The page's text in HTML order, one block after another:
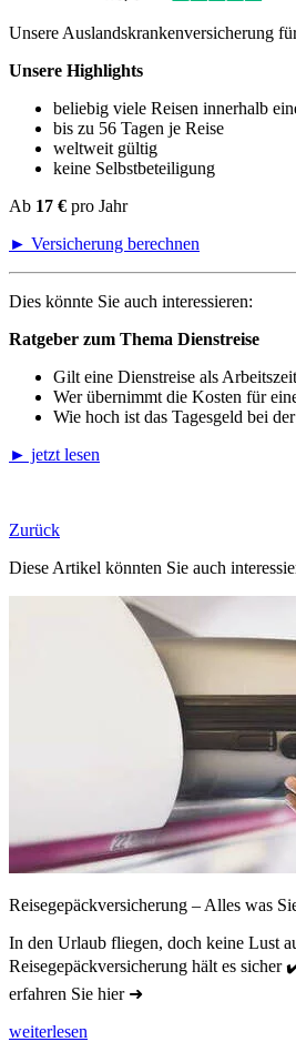
Unsere Auslandskrankenversicherung
Unsere Highlights
beliebig viele Reisen innerhalb
bis zu 56 Tagen je Reise
weltweit gültig
keine Selbstbeteiligung
Ab 17 € pro Jahr
► Versicherung berechnen
Dies könnte Sie auch interessieren:
Ratgeber zum Thema Dienstreise
Gilt eine Dienstreise als
Wer übernimmt die Kosten für
Wie hoch ist das Tagesgeld bei
► jetzt lesen
Zurück
Diese Artikel könnten Sie auch
Reisegepäckversicherung – Alles was
In den Urlaub fliegen, doch keine Lust
Reisegepäckversicherung hält es
erfahren Sie hier ➜
weiterlesen